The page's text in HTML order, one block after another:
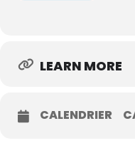
LEARN MORE
CALENDRIER